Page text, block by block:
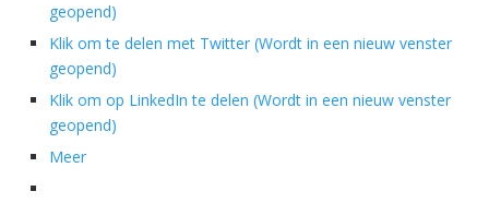
geopend)
Klik om te delen met Twitter (Wordt in een nieuw venster
geopend)
Klik om op LinkedIn te delen (Wordt in een nieuw venster
geopend)
Meer